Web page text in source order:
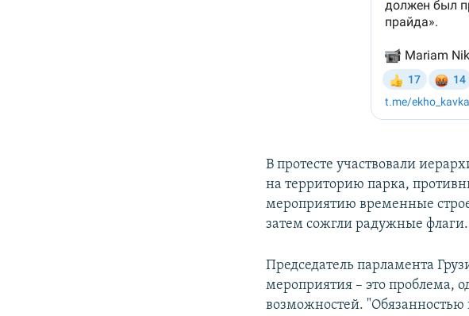
В протесте участвовали
на территорию парка,
мероприятию временные
затем сожгли радужные флаги.
Председатель парламента
мероприятия – это проблема,
возможностей. "Обязанностью